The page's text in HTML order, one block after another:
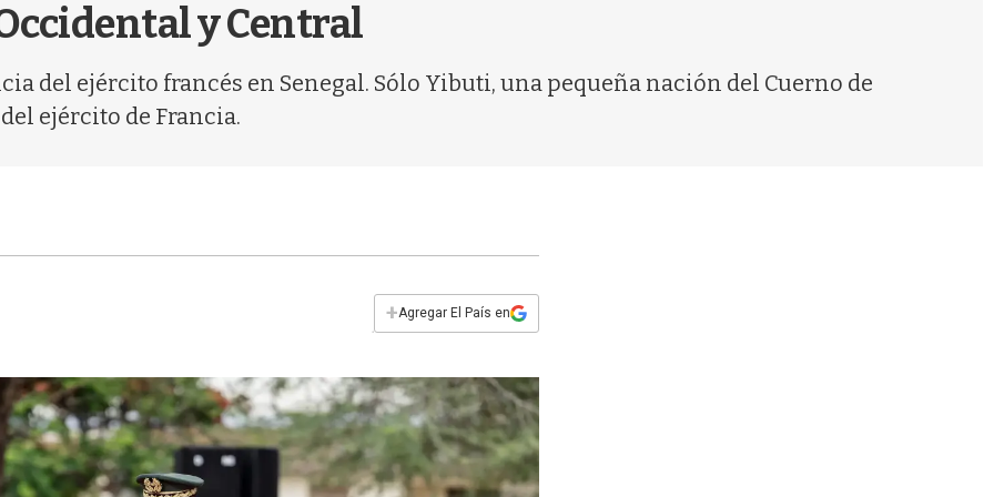
y Central
del ejército francés en Senegal. Sólo Yibuti, una pequeña nación del Cuerno de
ejército de Francia.
+Agregar El País en